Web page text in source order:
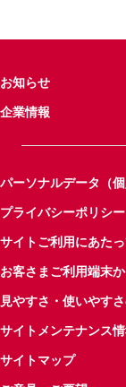
お知らせ
企業情報
パーソナルデータ（
プライバシーポリシー
サイトご利用にあた
お客さまご利用端末
見やすさ・使いやす
サイトメンテナンス
サイトマップ